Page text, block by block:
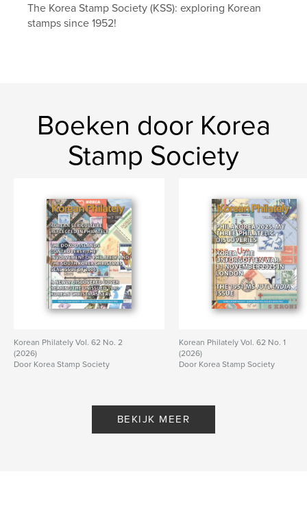
The Korea Stamp Society (KSS): exploring Korean
stamps since 1952!
Boeken door Korea
Stamp Society
Korean Philately Vol. 62 No. 2
(2026)
Door Korea Stamp Society
Korean Philately Vol. 62 No. 1
(2026)
Door Korea Stamp Society
BEKIJK MEER